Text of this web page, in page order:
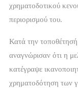
χρηματοδοτικού
περιορισμού του.
Κατά την
αναγνώρισαν ότι η
κατέγραψε
χρηματοδότηση των